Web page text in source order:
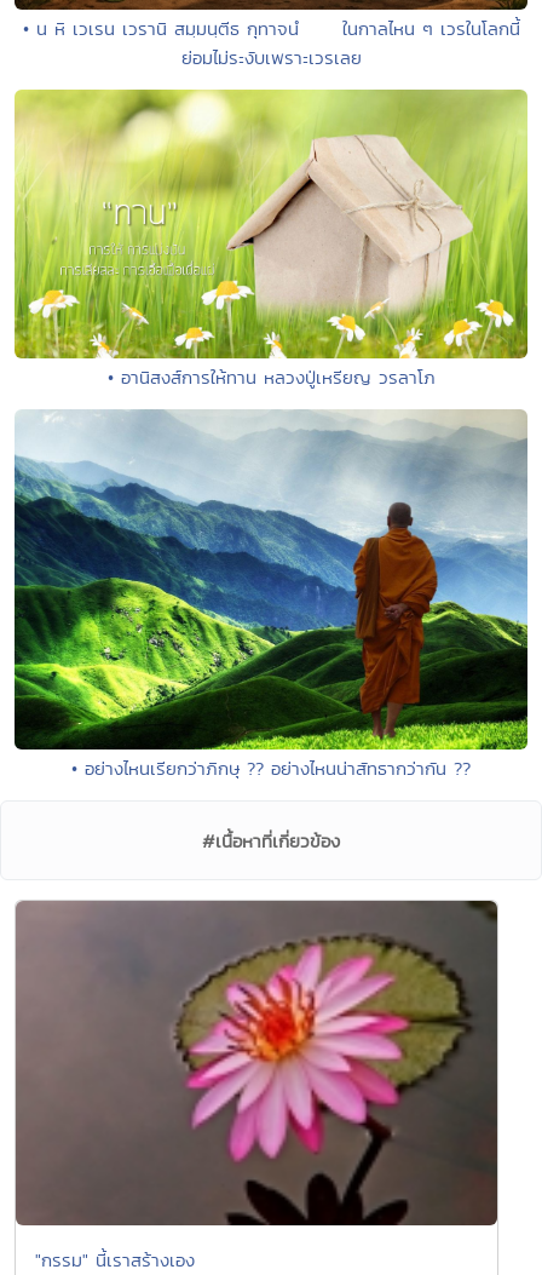
• น หิ เวเรน เวรานิ สมฺมนฺตีธ กุทาจนํ ในกาลไหน ๆ เวรในโลกนี้
ย่อมไม่ระงับเพราะเวรเลย
• อานิสงส์การให้ทาน หลวงปู่เหรียญ วรลาโภ
• อย่างไหนเรียกว่าภิกษุ ?? อย่างไหนน่าสัทธากว่ากัน ??
#เนื้อหาที่เกี่ยวข้อง
"กรรม" นี้เราสร้างเอง